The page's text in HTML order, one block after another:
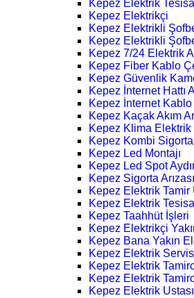
Kepez Elektrik
Kepez Elektrikçi
Kepez Elektrikli
Kepez Elektrikli
Kepez 7/24 Elektrik
Kepez Fiber Kablo
Kepez Güvenlik
Kepez İnternet Hattı
Kepez İnternet
Kepez Kaçak Akım
Kepez Klima Elektrik
Kepez Kombi
Kepez Led Montajı
Kepez Led Spot
Kepez Sigorta Arızası
Kepez Elektrik Tamir
Kepez Elektrik
Kepez Taahhüt İşleri
Kepez Elektrikçi
Kepez Bana Yakın
Kepez Elektrik Servis
Kepez Elektrik
Kepez Elektrik
Kepez Elektrik Ustası